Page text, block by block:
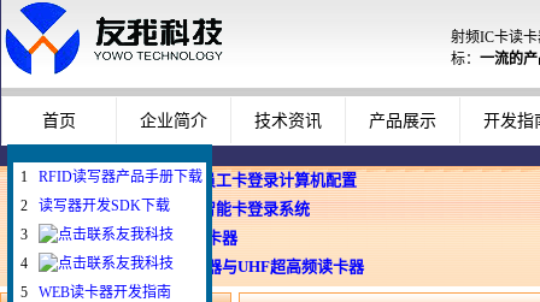
射频IC卡读
标： 一流的
首页 企业简介 技术资讯 产品展示 开发指
企业使用员工卡登录计算机配置
Windows智能卡登录系统
WEB与发卡器
WEB浏览器与UHF超高频读卡器
1
RFID读写器产品手册下载
2
读写器开发SDK下载
3
4
5
WEB读卡器开发指南